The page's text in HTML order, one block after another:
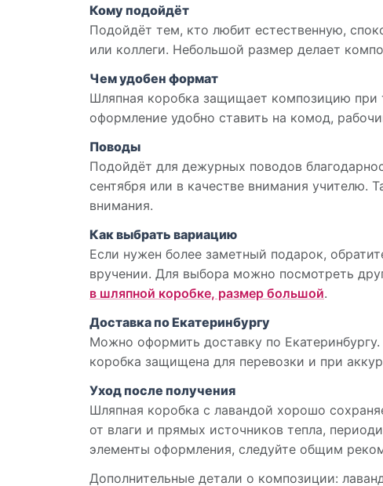
Кому подойдёт
Подойдёт тем, кто любит естественную,
или коллеги. Небольшой размер делает
Чем удобен формат
Шляпная коробка защищает композицию при
оформление удобно ставить на комод,
Поводы
Подойдёт для дежурных поводов
сентября или в качестве внимания учителю.
внимания.
Как выбрать вариацию
Если нужен более заметный подарок,
вручении. Для выбора можно посмотреть
в шляпной коробке, размер большой.
Доставка по Екатеринбургу
Можно оформить доставку по
коробка защищена для перевозки и при
Уход после получения
Шляпная коробка с лавандой хорошо
от влаги и прямых источников тепла,
элементы оформления, следуйте общим
Дополнительные детали о композиции: